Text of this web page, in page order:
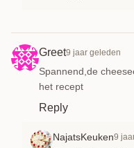
Greet9 jaar geleden
Spannend,de
het recept
Reply
NajatsKeuken9